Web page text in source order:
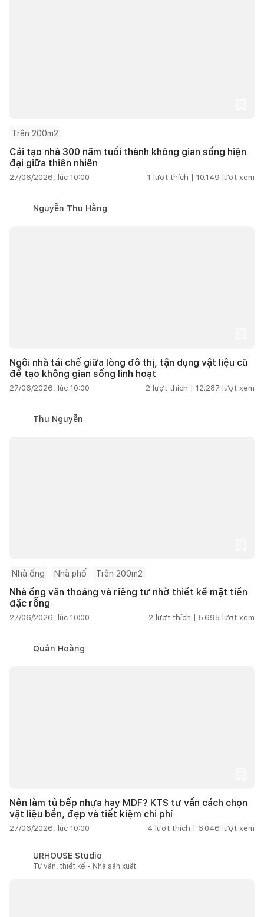
Trên 200m2
Cải tạo nhà 300 năm tuổi thành không gian sống hiện
đại giữa thiên nhiên
27/06/2026, lúc 10:00 1 lượt thích | 10.149 lượt xem
Nguyễn Thu Hằng
Ngôi nhà tái chế giữa lòng đô thị, tận dụng vật liệu cũ
để tạo không gian sống linh hoạt
27/06/2026, lúc 10:00 2 lượt thích | 12.287 lượt xem
Thu Nguyễn
Nhà ống Nhà phố Trên 200m2
Nhà ống vẫn thoáng và riêng tư nhờ thiết kế mặt tiền
đặc rỗng
27/06/2026, lúc 10:00 2 lượt thích | 5.695 lượt xem
Quân Hoàng
Nên làm tủ bếp nhựa hay MDF? KTS tư vấn cách chọn
vật liệu bền, đẹp và tiết kiệm chi phí
27/06/2026, lúc 10:00 4 lượt thích | 6.046 lượt xem
URHOUSE Studio
Tư vấn, thiết kế - Nhà sản xuất